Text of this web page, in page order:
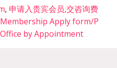
, 申请入贵宾会员,交咨询费
Apply form/P
by Appointment